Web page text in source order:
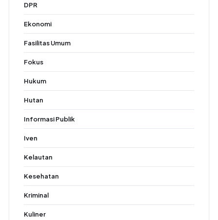
DPR
Ekonomi
Fasilitas Umum
Fokus
Hukum
Hutan
Informasi Publik
Iven
Kelautan
Kesehatan
Kriminal
Kuliner